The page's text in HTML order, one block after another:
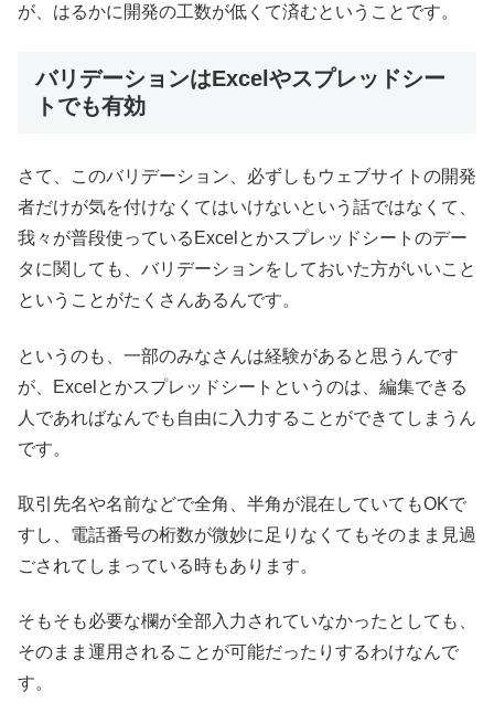
が、はるかに開発の工数が低くて済むということです。
バリデーションはExcelやスプレッドシー
トでも有効
さて、このバリデーション、必ずしもウェブサイトの開発
者だけが気を付けなくてはいけないという話ではなくて、
我々が普段使っているExcelとかスプレッドシートのデー
タに関しても、バリデーションをしておいた方がいいこと
ということがたくさんあるんです。
というのも、一部のみなさんは経験があると思うんです
が、Excelとかスプレッドシートというのは、編集できる
人であればなんでも自由に入力することができてしまうん
です。
取引先名や名前などで全角、半角が混在していてもOKで
すし、電話番号の桁数が微妙に足りなくてもそのまま見過
ごされてしまっている時もあります。
そもそも必要な欄が全部入力されていなかったとしても、
そのまま運用されることが可能だったりするわけなんで
す。